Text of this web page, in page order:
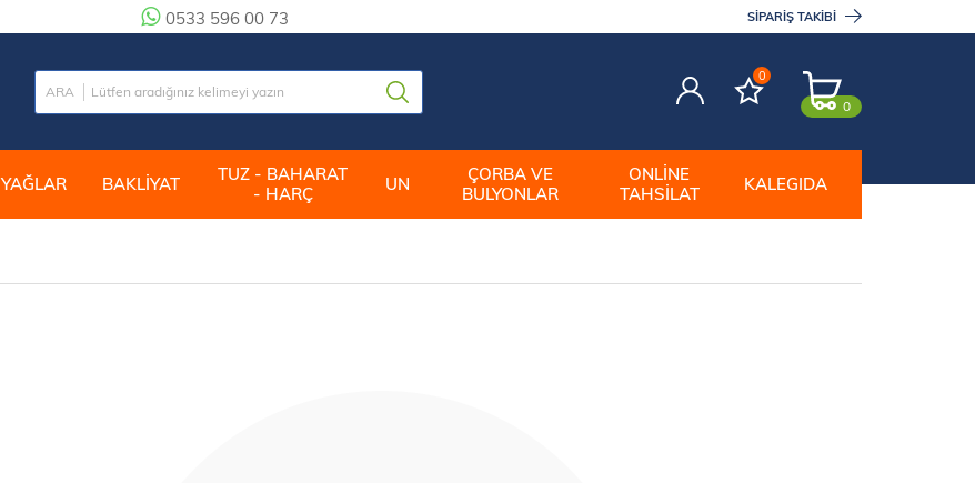
0
0
YAĞLAR BAKLİYAT
TUZ - BAHARAT
- HARÇ
UN
ÇORBA VE
BULYONLAR
ONLINE
TAHSILAT
KALEGIDA
0533 596 00 73 SIPARIŞ TAKIBI